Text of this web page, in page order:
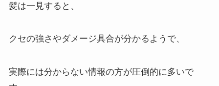
髪は一見すると、
クセの強さやダメージ具合が分かるようで、
実際には分からない情報の方が圧倒的に多いで